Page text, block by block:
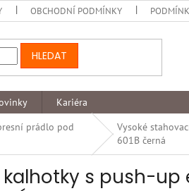
OBCHODNÍ PODMÍNKY
HLEDAT
Kariéra
prádlo pod
Vysoké
601B černá
s push-up